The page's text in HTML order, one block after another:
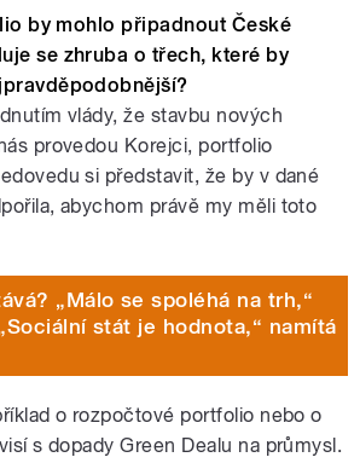
by mohlo připadnout České
se zhruba o třech, které by
vlády, že stavbu nových
provedou Korejci, portfolio
si představit, že by v dané
abychom právě my měli toto
„Málo se spoléhá na trh,“
stát je hodnota,“ namítá
o rozpočtové portfolio nebo o
s dopady Green Dealu na průmysl.